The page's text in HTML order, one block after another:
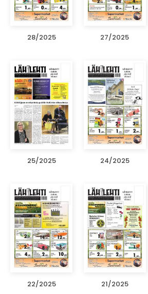
28/2025 27/2025
25/2025 24/2025
22/2025 21/2025